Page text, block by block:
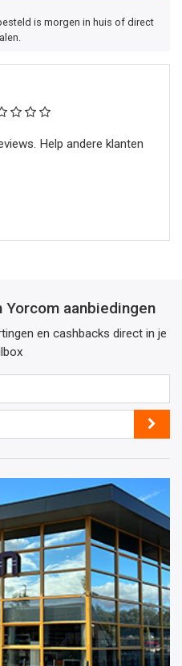
is morgen in huis of direct
Help andere klanten
aanbiedingen
en cashbacks direct in je